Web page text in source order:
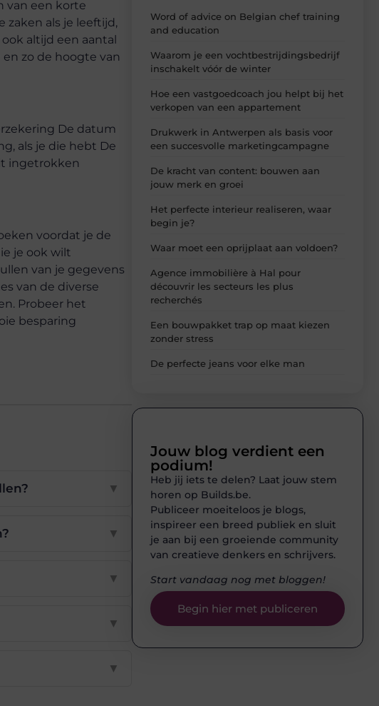
van een korte
zaken als je leeftijd,
altijd een aantal
zo de hoogte van
De datum
als je die hebt De
ingetrokken
voordat je de
je ook wilt
van je gegevens
van de diverse
Probeer het
besparing
▼
▼
▼
▼
▼
Word of advice on Belgian chef training
and education
Waarom je een vochtbestrijdingsbedrijf
inschakelt vóór de winter
Hoe een vastgoedcoach jou helpt bij het
verkopen van een appartement
Drukwerk in Antwerpen als basis voor
een succesvolle marketingcampagne
De kracht van content: bouwen aan
jouw merk en groei
Het perfecte interieur realiseren, waar
begin je?
Waar moet een oprijplaat aan voldoen?
Agence immobilière à Hal pour
découvrir les secteurs les plus
recherchés
Een bouwpakket trap op maat kiezen
zonder stress
De perfecte jeans voor elke man
Jouw blog verdient een
podium!
Heb jij iets te delen? Laat jouw stem
horen op Builds.be.
Publiceer moeiteloos je blogs,
inspireer een breed publiek en sluit
je aan bij een groeiende community
van creatieve denkers en schrijvers.
Start vandaag nog met bloggen!
Begin hier met publiceren